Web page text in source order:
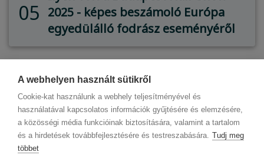
A webhelyen használt sütikről
Cookie-kat használunk a webhely teljesítményével és
használatával kapcsolatos információk gyűjtésére és elemzésére,
a közösségi média funkcióinak biztosítására, valamint a tartalom
és a hirdetések továbbfejlesztésére és testreszabására. Tudj meg
többet
05 2025 - képes beszámoló Európa
egyedülálló fodrász eseményéről